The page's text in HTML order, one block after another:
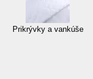
Prikrývky a vankúše